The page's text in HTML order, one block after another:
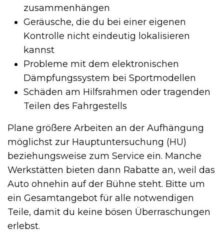
zusammenhängen
Geräusche, die du bei einer eigenen
Kontrolle nicht eindeutig lokalisieren
kannst
Probleme mit dem elektronischen
Dämpfungssystem bei Sportmodellen
Schäden am Hilfsrahmen oder tragenden
Teilen des Fahrgestells
Plane größere Arbeiten an der Aufhängung
möglichst zur Hauptuntersuchung (HU)
beziehungsweise zum Service ein. Manche
Werkstätten bieten dann Rabatte an, weil das
Auto ohnehin auf der Bühne steht. Bitte um
ein Gesamtangebot für alle notwendigen
Teile, damit du keine bösen Überraschungen
erlebst.